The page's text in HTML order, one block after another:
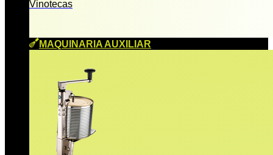
Vinotecas
MAQUINARIA AUXILIAR